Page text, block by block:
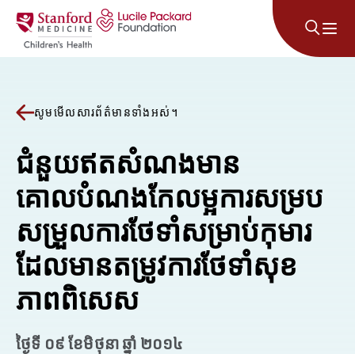
រំលងទៅមាតិកា
សូមមើលសារព័ត៌មានទាំងអស់។
ជំនួយឥតសំណងមាន
គោលបំណងកែលម្អការសម្រប
សម្រួលការថែទាំសម្រាប់កុមារ
ដែលមានតម្រូវការថែទាំសុខ
ភាពពិសេស
ថ្ងៃទី ០៩ ខែមិថុនា ឆ្នាំ ២០១៤